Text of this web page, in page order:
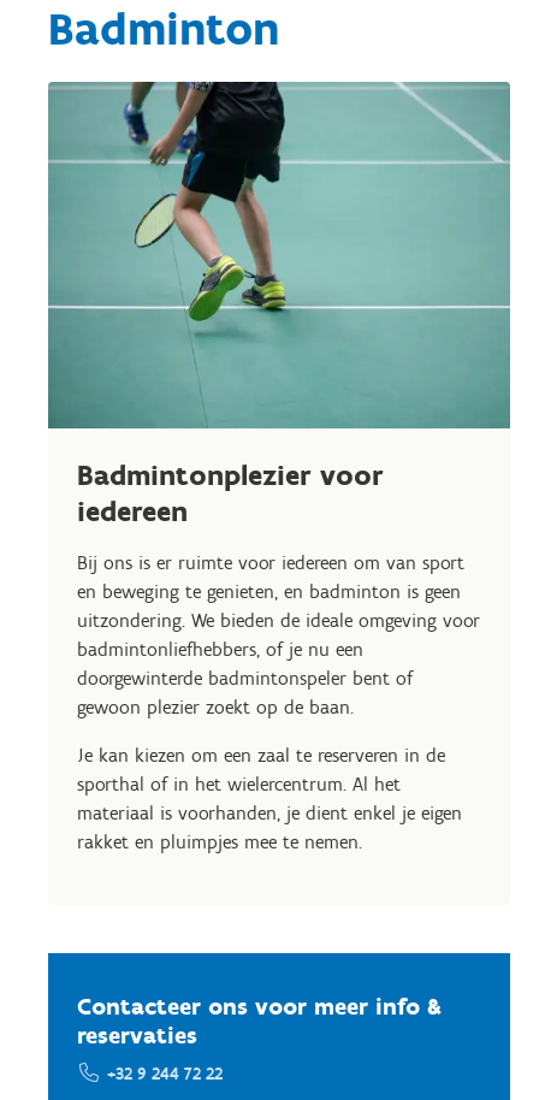
Badminton
Badmintonplezier voor
iedereen
Bij ons is er ruimte voor iedereen om van sport
en beweging te genieten, en badminton is geen
uitzondering. We bieden de ideale omgeving voor
badmintonliefhebbers, of je nu een
doorgewinterde badmintonspeler bent of
gewoon plezier zoekt op de baan.
Je kan kiezen om een zaal te reserveren in de
sporthal of in het wielercentrum. Al het
materiaal is voorhanden, je dient enkel je eigen
rakket en pluimpjes mee te nemen.
Contacteer ons voor meer info &
reservaties
+32 9 244 72 22